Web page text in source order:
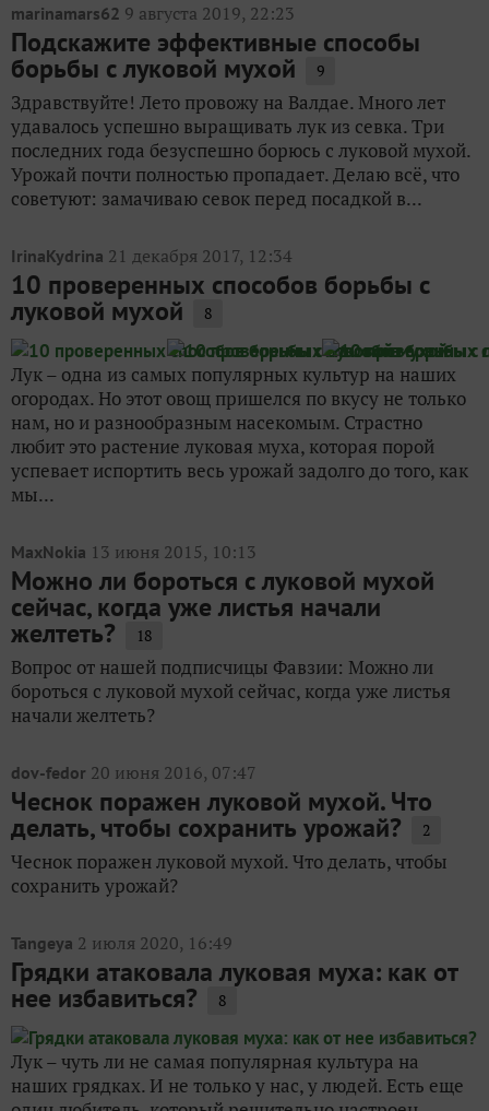
marinamars62 9 августа 2019, 22:23
Подскажите эффективные способы
борьбы с луковой мухой 9
Здравствуйте! Лето провожу на Валдае. Много лет
удавалось успешно выращивать лук из севка. Три
последних года безуспешно борюсь с луковой мухой.
Урожай почти полностью пропадает. Делаю всё, что
советуют: замачиваю севок перед посадкой в...
IrinaKydrina 21 декабря 2017, 12:34
10 проверенных способов борьбы с
луковой мухой 8
Лук – одна из самых популярных культур на наших
огородах. Но этот овощ пришелся по вкусу не только
нам, но и разнообразным насекомым. Страстно
любит это растение луковая муха, которая порой
успевает испортить весь урожай задолго до того, как
мы...
MaxNokia 13 июня 2015, 10:13
Можно ли бороться с луковой мухой
сейчас, когда уже листья начали
желтеть? 18
Вопрос от нашей подписчицы Фавзии: Можно ли
бороться с луковой мухой сейчас, когда уже листья
начали желтеть?
dov-fedor 20 июня 2016, 07:47
Чеснок поражен луковой мухой. Что
делать, чтобы сохранить урожай? 2
Чеснок поражен луковой мухой. Что делать, чтобы
сохранить урожай?
Tangeya 2 июля 2020, 16:49
Грядки атаковала луковая муха: как от
нее избавиться? 8
Лук – чуть ли не самая популярная культура на
наших грядках. И не только у нас, у людей. Есть еще